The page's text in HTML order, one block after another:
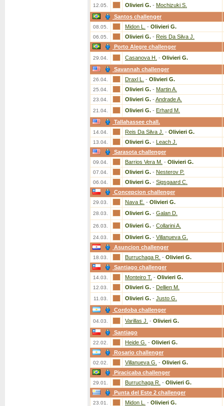
12.05. Olivieri G. - Mochizuki S.
Santos challenger
08.05. Midon L. - Olivieri G.
06.05. Olivieri G. - Reis Da Silva J.
Porto Alegre challenger
29.04. Casanova H. - Olivieri G.
Savannah challenger
26.04. Draxl L. - Olivieri G.
25.04. Olivieri G. - Martin A.
23.04. Olivieri G. - Andrade A.
21.04. Olivieri G. - Erhard M.
Tallahassee chall.
14.04. Reis Da Silva J. - Olivieri G.
13.04. Olivieri G. - Leach J.
Sarasota challenger
09.04. Barrios Vera M. - Olivieri G.
07.04. Olivieri G. - Nesterov P.
06.04. Olivieri G. - Sigsgaard C.
Concepcion challenger
29.03. Nava E. - Olivieri G.
28.03. Olivieri G. - Galan D.
26.03. Olivieri G. - Collarini A.
24.03. Olivieri G. - Villanueva G.
Asuncion challenger
18.03. Burruchaga R. - Olivieri G.
Santiago challenger
14.03. Monteiro T. - Olivieri G.
12.03. Olivieri G. - Dellien M.
11.03. Olivieri G. - Justo G.
Cordoba challenger
04.03. Varillas J. - Olivieri G.
Santiago
22.02. Heide G. - Olivieri G.
Rosario challenger
02.02. Villanueva G. - Olivieri G.
Piracicaba challenger
29.01. Burruchaga R. - Olivieri G.
Punta del Este 2 challenger
23.01. Midon L. - Olivieri G.